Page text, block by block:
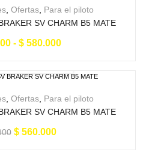
Ofertas Para el piloto
SV CHARM B5 MATE
- $580.000
, Ofertas, Para el piloto
SV CHARM B5 MATE
$560.000